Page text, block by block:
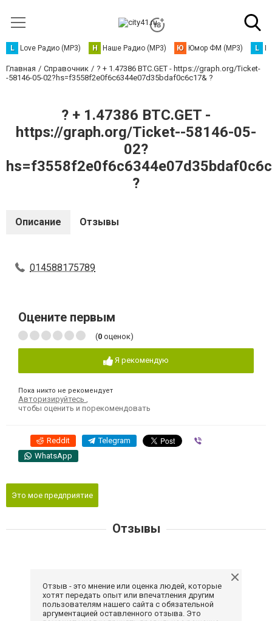
L Love Радио (MP3) Н Наше Радио (MP3) Ю Юмор ФМ (MP3) L
Главная Справочник
? + 1.47386 BTC.GET - https://graph.org/Ticket-
-58146-05-02?hs=f3558f2e0f6c6344e07d35bdaf0c6c17& ?
? + 1.47386 BTC.GET -
https://graph.org/Ticket--58146-05-
02?
?
Описание Отзывы
014588175789
Оцените первым
(0 оценок)
Я рекомендую
Пока никто не рекомендует
Авторизируйтесь
чтобы оценить и порекомендовать
Reddit Telegram
WhatsApp
Это мое предприятие
Отзывы
Отзыв - это мнение или оценка людей, которые
хотят передать опыт или впечатления другим
пользователям нашего сайта с обязательной
аргументацией оставленного отзыва. Это